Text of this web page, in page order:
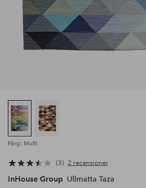
Färg: Multi
3 2 recensioner
InHouse Group Ullmatta Taza